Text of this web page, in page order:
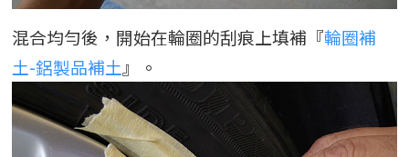
混合均勻後，開始在輪圈的刮痕上填補『輪圈補
土-鋁製品補土』。